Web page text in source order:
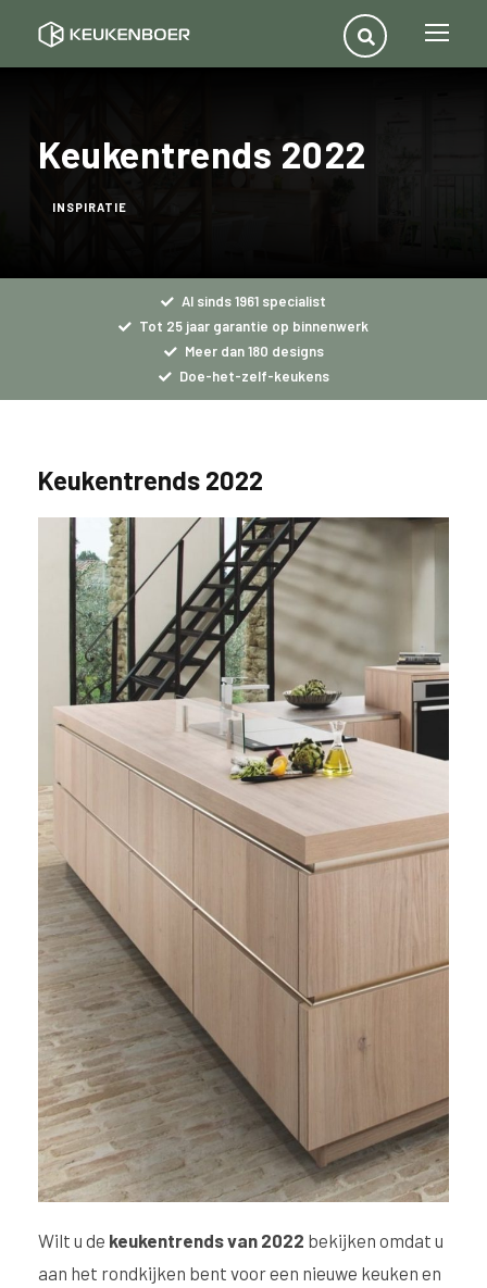
Keukentrends 2022
INSPIRATIE
Al sinds 1961 specialist
Tot 25 jaar garantie op binnenwerk
Meer dan 180 designs
Doe-het-zelf-keukens
Keukentrends 2022
Wilt u de keukentrends van 2022 bekijken omdat u
aan het rondkijken bent voor een nieuwe keuken en